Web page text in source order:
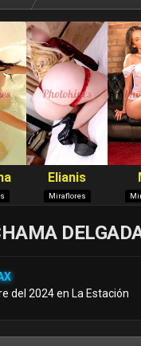
del 2024en La Estación